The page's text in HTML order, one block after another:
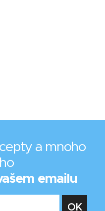
a mnoho
emailu